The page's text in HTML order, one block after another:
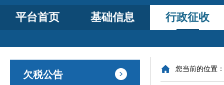
平台首页 基础信息 行政征收
欠税公告
您当前的位置